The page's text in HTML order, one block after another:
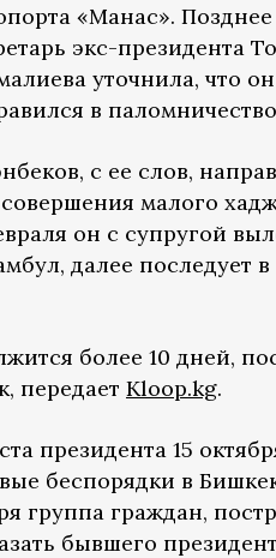
«Манас».
экс-президента
уточнила, что
в
с ее слов,
малого
он с супругой
далее последует
более 10 дней,
передает Kloop.kg.
президента 15
беспорядки в
группа граждан,
бывшего